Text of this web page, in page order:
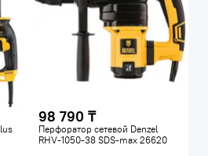
98 790 ₸
Перфоратор сетевой Denzel
RHV-1050-38 SDS-max 26620